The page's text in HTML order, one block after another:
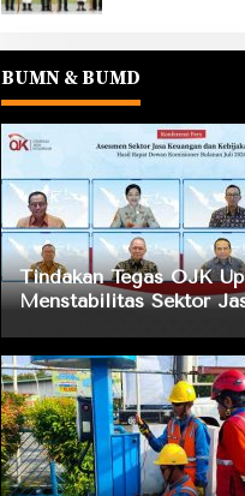
BUMN & BUMD
Tindakan Tegas OJK
Menstabilitas Sektor
Sektor Keuangan